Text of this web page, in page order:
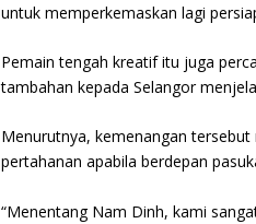
untuk memperkemaskan lagi
Pemain tengah kreatif itu juga
tambahan kepada Selangor
Menurutnya, kemenangan
pertahanan apabila berdepan
“Menentang Nam Dinh, kami